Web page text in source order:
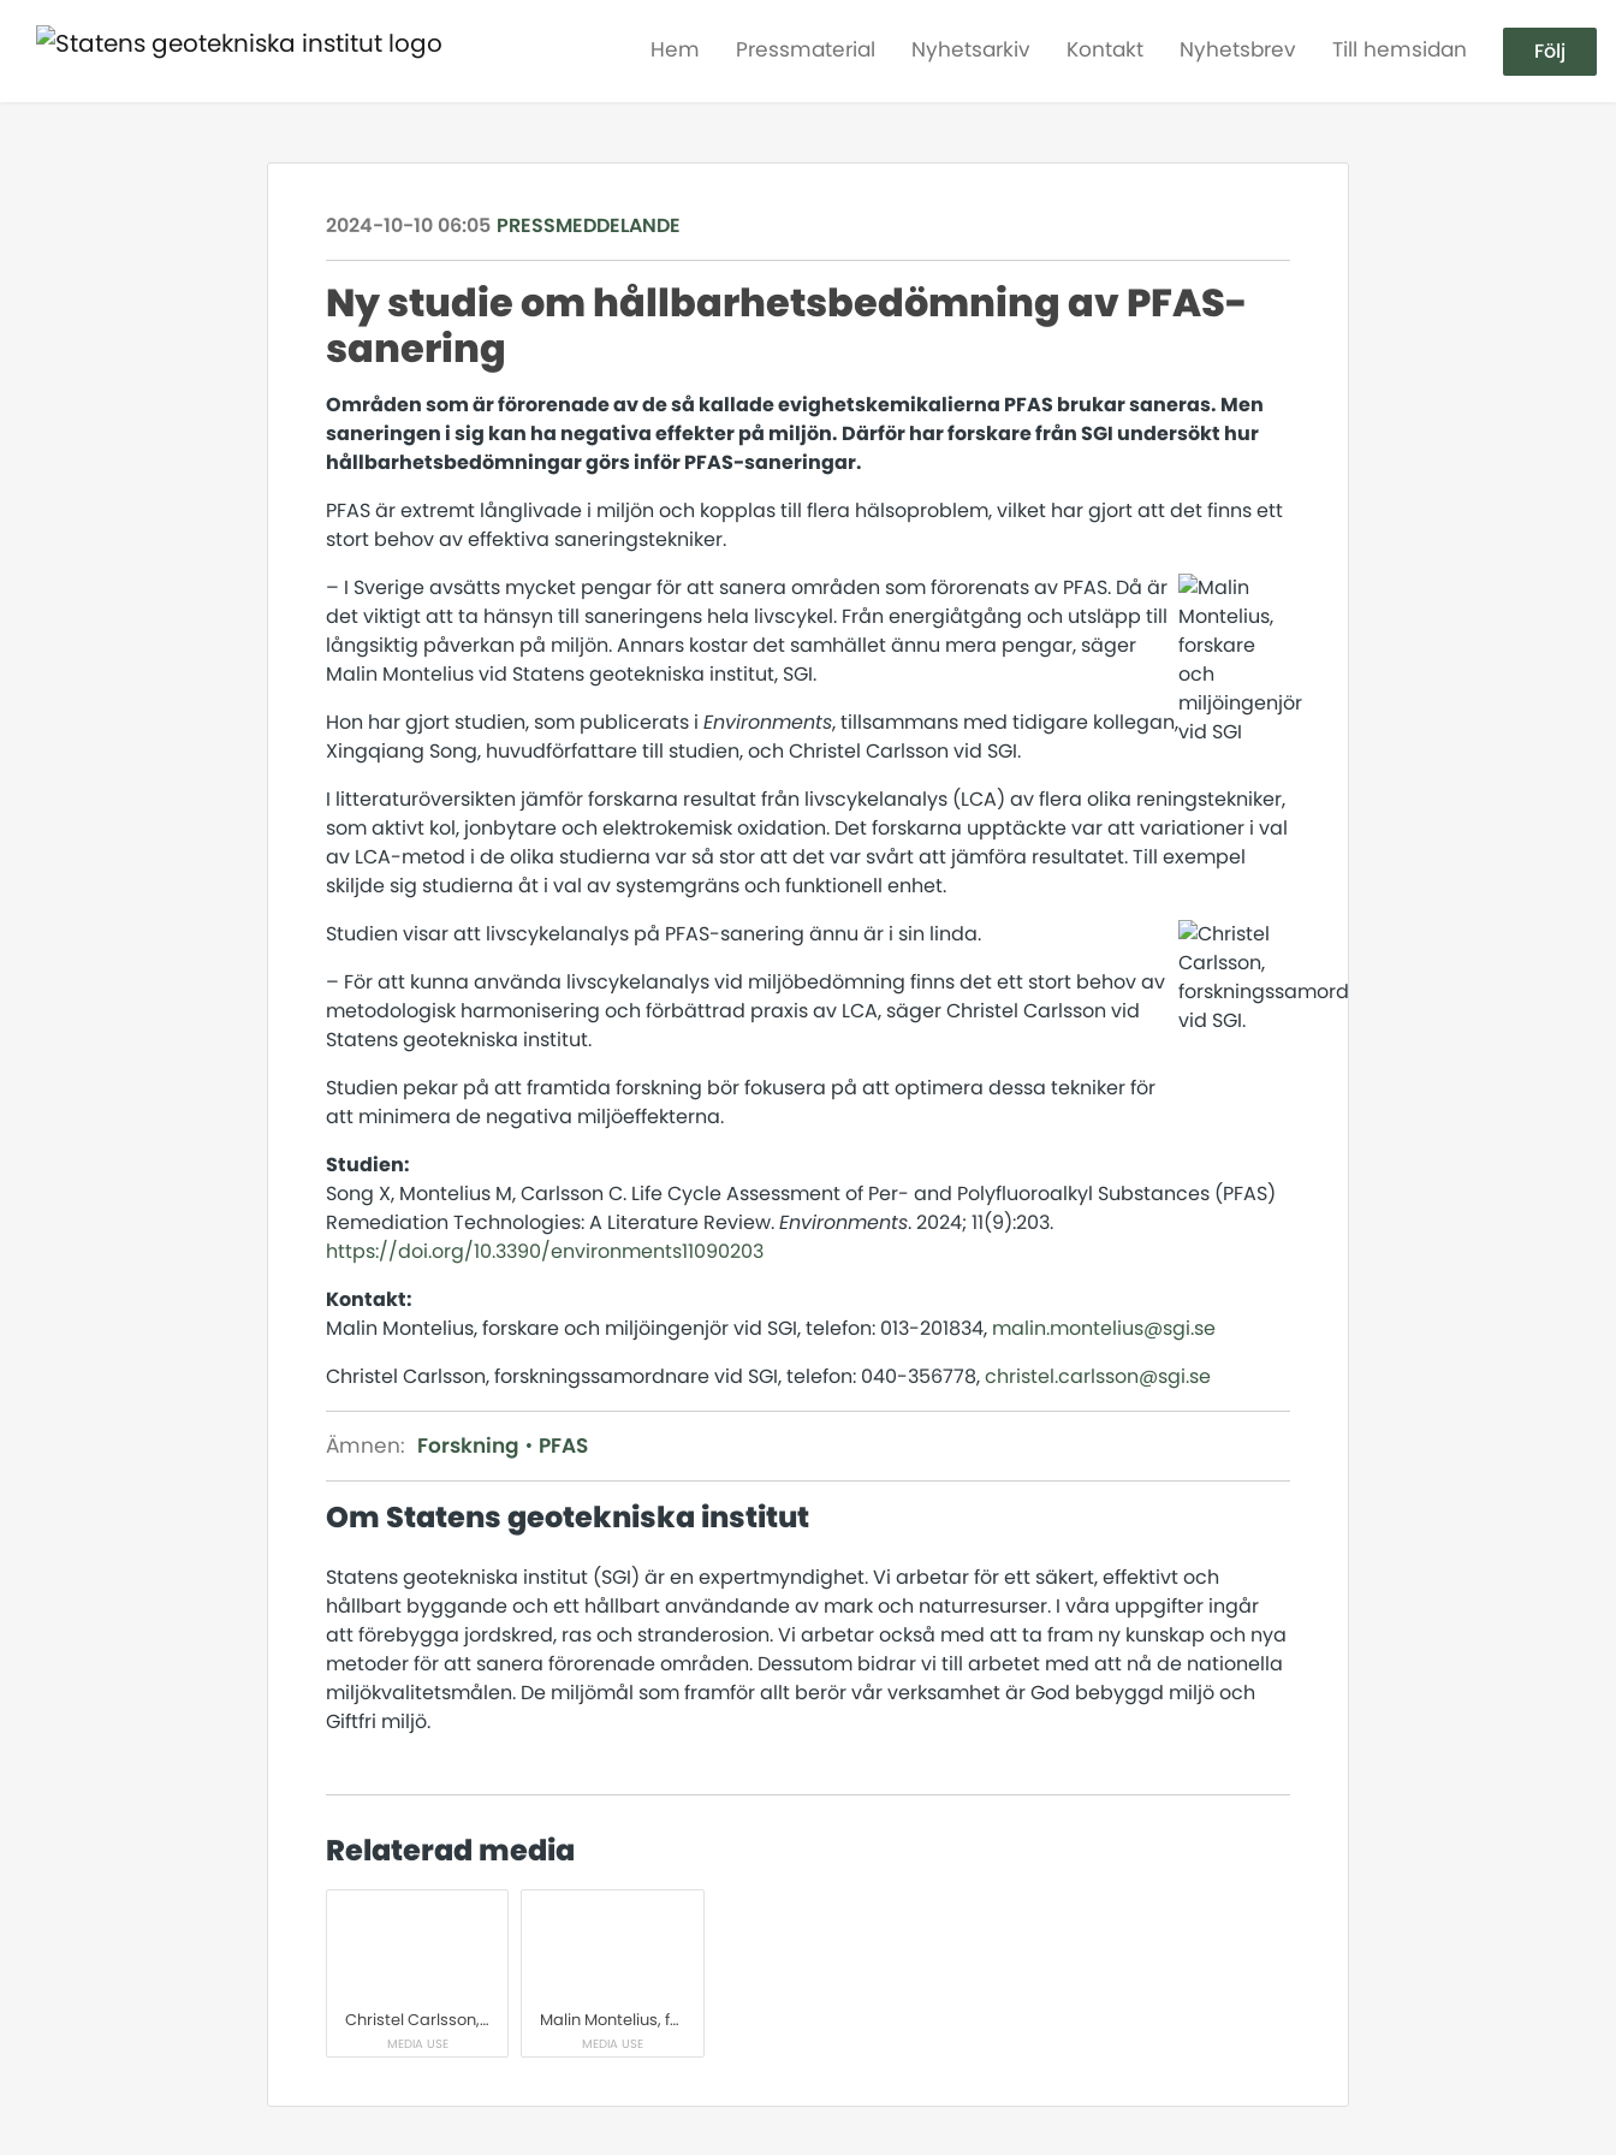
Hem Pressmaterial Nyhetsarkiv Kontakt Nyhetsbrev Till hemsidan Följ
2024-10-10 06:05 PRESSMEDDELANDE
Ny studie om hållbarhetsbedömning av PFAS-
sanering
Områden som är förorenade av de så kallade evighetskemikalierna PFAS brukar saneras. Men
saneringen i sig kan ha negativa effekter på miljön. Därför har forskare från SGI undersökt hur
hållbarhetsbedömningar görs inför PFAS-saneringar.
PFAS är extremt långlivade i miljön och kopplas till flera hälsoproblem, vilket har gjort att det finns ett
stort behov av effektiva saneringstekniker.
– I Sverige avsätts mycket pengar för att sanera områden som förorenats av PFAS. Då är
det viktigt att ta hänsyn till saneringens hela livscykel. Från energiåtgång och utsläpp till
långsiktig påverkan på miljön. Annars kostar det samhället ännu mera pengar, säger
Malin Montelius vid Statens geotekniska institut, SGI.
Hon har gjort studien, som publicerats i Environments, tillsammans med tidigare kollegan,
Xingqiang Song, huvudförfattare till studien, och Christel Carlsson vid SGI.
I litteraturöversikten jämför forskarna resultat från livscykelanalys (LCA) av flera olika reningstekniker,
som aktivt kol, jonbytare och elektrokemisk oxidation. Det forskarna upptäckte var att variationer i val
av LCA-metod i de olika studierna var så stor att det var svårt att jämföra resultatet. Till exempel
skiljde sig studierna åt i val av systemgräns och funktionell enhet.
Studien visar att livscykelanalys på PFAS-sanering ännu är i sin linda.
– För att kunna använda livscykelanalys vid miljöbedömning finns det ett stort behov av
metodologisk harmonisering och förbättrad praxis av LCA, säger Christel Carlsson vid
Statens geotekniska institut.
Studien pekar på att framtida forskning bör fokusera på att optimera dessa tekniker för
att minimera de negativa miljöeffekterna.
Studien:
Song X, Montelius M, Carlsson C. Life Cycle Assessment of Per- and Polyfluoroalkyl Substances (PFAS)
Remediation Technologies: A Literature Review.Environments. 2024; 11(9):203.
https://doi.org/10.3390/environments11090203
Kontakt:
Malin Montelius, forskare och miljöingenjör vid SGI, telefon: 013-201834, malin.montelius@sgi.se
Christel Carlsson, forskningssamordnare vid SGI, telefon: 040-356778,christel.carlsson@sgi.se
Ämnen: Forskning PFAS
Om Statens geotekniska institut
Statens geotekniska institut (SGI) är en expertmyndighet. Vi arbetar för ett säkert, effektivt och
hållbart byggande och ett hållbart användande av mark och naturresurser. I våra uppgifter ingår
att förebygga jordskred, ras och stranderosion. Vi arbetar också med att ta fram ny kunskap och nya
metoder för att sanera förorenade områden. Dessutom bidrar vi till arbetet med att nå de nationella
miljökvalitetsmålen. De miljömål som framför allt berör vår verksamhet är God bebyggd miljö och
Giftfri miljö.
Relaterad media
Christel Carlsson, forskningssamordnare vid SGI.
MEDIA USE
Malin Montelius, forskare och miljöingenjör vid SGI
MEDIA USE